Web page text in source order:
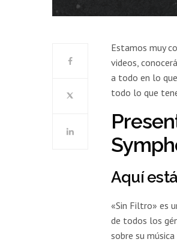
Estamos muy
videos,
a todo en lo
todo lo que
Aquí
«Sin Filtro» es
de todos los
sobre su